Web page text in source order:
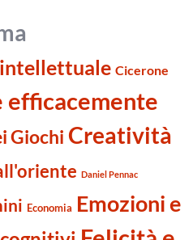
Cicerone
efficacemente
Giochi Creatività
Daniel Pennac
Economia Emozioni e